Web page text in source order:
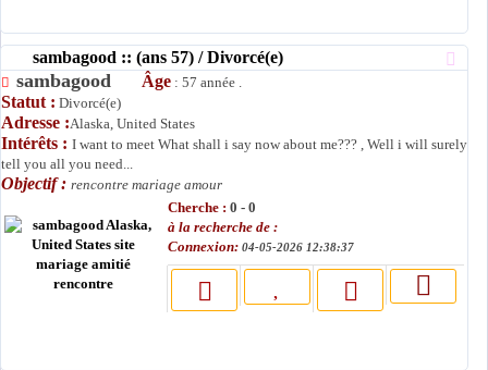
sambagood :: (ans 57) / Divorcé(e)
sambagood Âge : 57 année .
Statut : Divorcé(e)
Adresse :Alaska, United States
Intérêts : I want to meet What shall i say now about me??? , Well i will surely
tell you all you need...
Objectif : rencontre mariage amour
Cherche : 0 - 0
à la recherche de :
Connexion: 04-05-2026 12:38:37